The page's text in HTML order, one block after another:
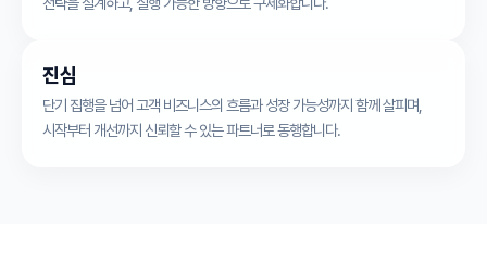
진심
단기 집행을 넘어 고객 비즈니스의 흐름과 성장 가능성까지 함께 살피며,
시작부터 개선까지 신뢰할 수 있는 파트너로 동행합니다.